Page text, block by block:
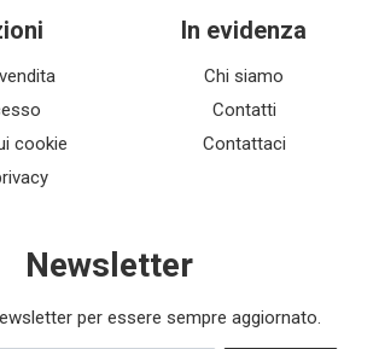
cookie
In evidenza
Chi siamo
Contatti
Contattaci
Newsletter
per essere sempre aggiornato.